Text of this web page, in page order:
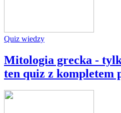
Quiz wiedzy
Mitologia grecka -
ten quiz z kompletem